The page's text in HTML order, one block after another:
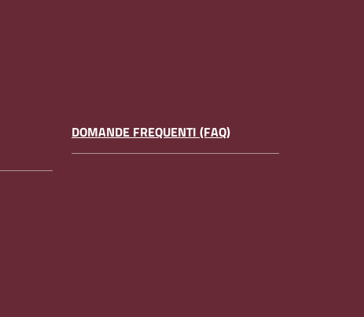
DOMANDE FREQUENTI (FAQ)